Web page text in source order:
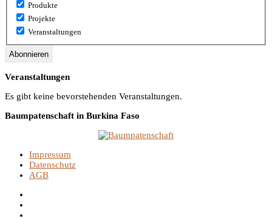
Produkte
Projekte
Veranstaltungen
Veranstaltungen
Es gibt keine bevorstehenden Veranstaltungen.
Baumpatenschaft in Burkina Faso
Impressum
Datenschutz
AGB